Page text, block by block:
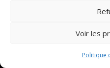
Voir les
Politique